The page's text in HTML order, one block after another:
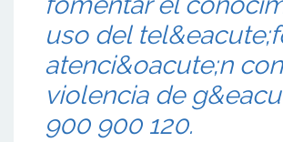
uso del
atenci&oacute;n
violencia de
900 900 120.